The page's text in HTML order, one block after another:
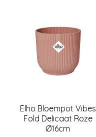
Elho Bloempot Vibes
Fold Delicaat Roze
Ø16cm